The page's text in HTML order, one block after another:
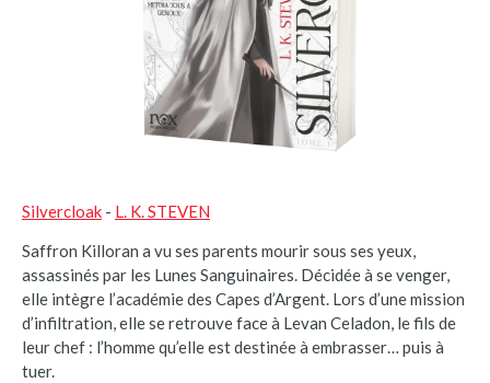
Silvercloak - L. K. STEVEN
Saffron Killoran a vu ses parents mourir sous ses yeux,
assassinés par les Lunes Sanguinaires. Décidée à se venger,
elle intègre l’académie des Capes d’Argent. Lors d’une mission
d’infiltration, elle se retrouve face à Levan Celadon, le fils de
leur chef : l’homme qu’elle est destinée à embrasser… puis à
tuer.